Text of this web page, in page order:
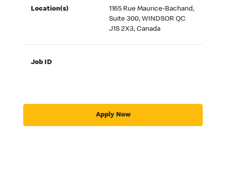
Location(s)
1165 Rue Maurice-Bachand,
Suite 300, WINDSOR QC
J1S 2X3, Canada
Job ID
Apply Now